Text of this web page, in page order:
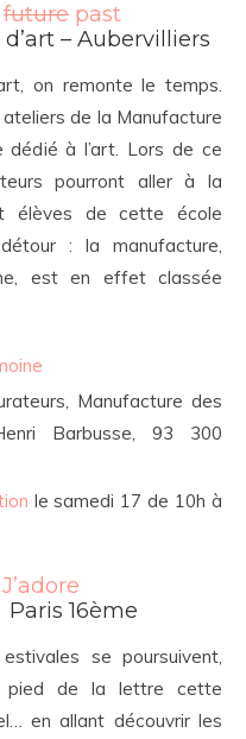
future past
– Aubervilliers
on remonte le temps.
de la Manufacture
à l’art. Lors de ce
pourront aller à la
élèves de cette école
: la manufacture,
est en effet classée
Manufacture des
Barbusse, 93 300
le samedi 17 de 10h à
16ème
se poursuivent,
pied de la lettre cette
en allant découvrir les